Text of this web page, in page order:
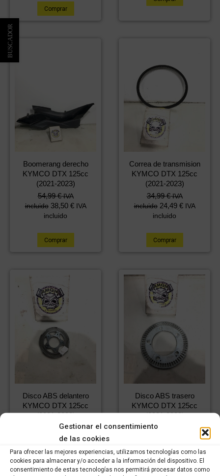
Gestionar el consentimiento
de las cookies
Para ofrecer las mejores experiencias, utilizamos tecnologías como las
cookies para almacenar y/o acceder a la información del dispositivo. El
consentimiento de estas tecnologías nos permitirá procesar datos como
Comprar
Boomerang derecho
KYMCO DTX 125cc
(2021-2023)
54,99€ IVA
incluido 38,50 € IVA
incluido
Comprar
Correa de transmision
KYMCO DTX 125cc
(2021-2023)
34,99€ IVA
incluido 24,49 € IVA
incluido
Comprar
Disco ABS delantero
KYMCO DTX 125cc
(2021-2023)
IVA incluido 3,49€
IVA incluido
Comprar
Disco ABS trasero
KYMCO DTX 125cc
(2021-2023)
9,99€ IVA incluido €
Comprar